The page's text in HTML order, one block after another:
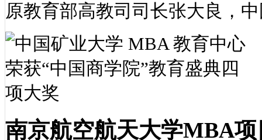
原教育部高教司司长张大良，
南京航空航天大学MBA